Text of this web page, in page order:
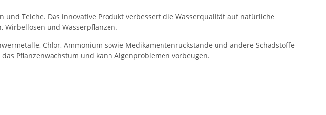
Teiche. Das innovative Produkt verbessert die Wasserqualität auf natürliche
Wirbellosen und Wasserpflanzen.
Chlor, Ammonium sowie Medikamentenrückstände und andere Schadstoffe
Pflanzenwachstum und kann Algenproblemen vorbeugen.